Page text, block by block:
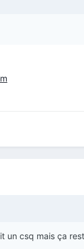
un csq mais ça